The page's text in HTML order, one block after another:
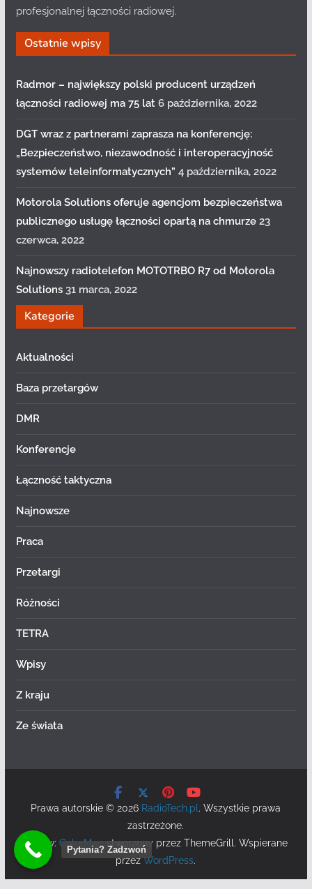
profesjonalnej łączności radiowej.
Ostatnie wpisy
Radmor – największy polski producent urządzeń
łączności radiowej ma 75 lat 6 października, 2022
DGT wraz z partnerami zaprasza na konferencję:
„Bezpieczeństwo, niezawodność i interoperacyjność
systemów teleinformatycznych” 4 października, 2022
Motorola Solutions oferuje agencjom bezpieczeństwa
publicznego usługę łączności opartą na chmurze 23
czerwca, 2022
Najnowszy radiotelefon MOTOTRBO R7 od Motorola
Solutions 31 marca, 2022
Kategorie
Aktualności
Baza przetargów
DMR
Konferencje
Łączność taktyczna
Najnowsze
Praca
Przetargi
Różności
TETRA
Wpisy
Z kraju
Ze świata
Prawa autorskie © 2026 RadioTech.pl . Wszystkie prawa
zastrzeżone.
Motyw:ColorMagstworzony przez ThemeGrill. Wspierane
przezWordPress.
Pytania? Zadzwoń